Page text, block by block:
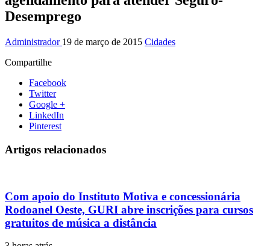
Desemprego
Administrador 19 de março de 2015 Cidades
Compartilhe
Facebook
Twitter
Google +
LinkedIn
Pinterest
Artigos relacionados
Com apoio do Instituto Motiva e concessionária
Rodoanel Oeste, GURI abre inscrições para cursos
gratuitos de música a distância